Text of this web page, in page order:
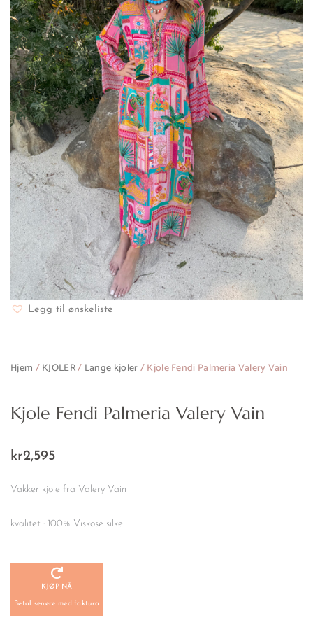
Legg til ønskeliste
Hjem /KJOLER/ Lange kjoler/ Kjole Fendi Palmeria Valery Vain
Kjole Fendi Palmeria Valery Vain
kr2,595
Vakker kjole fra Valery Vain
kvalitet : 100% Viskose silke
KJØP NÅ
Betal senere med faktura